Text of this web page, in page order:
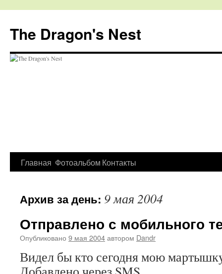
The Dragon's Nest
Перейти
содержимому
Главная Фотоальбом Контакты
Архив за день: 9 мая 2004
Отправлено с мобильного
Опубликовано 9 мая 2004автором Dandr
Видел бы кто сегодня мою